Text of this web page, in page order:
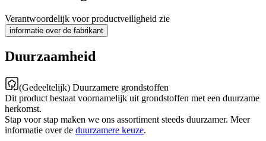
Verantwoordelijk voor productveiligheid zie
informatie over de fabrikant
Duurzaamheid
(Gedeeltelijk) Duurzamere grondstoffen
Dit product bestaat voornamelijk uit grondstoffen met een duurzame
herkomst.
Stap voor stap maken we ons assortiment steeds duurzamer. Meer
informatie over de duurzamere keuze.